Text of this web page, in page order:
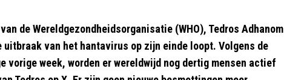
van de Wereldgezondheidsorganisatie (WHO), Tedros Adhanom
uitbraak van het hantavirus op zijn einde loopt. Volgens de
vorige week, worden er wereldwijd nog dertig mensen actief